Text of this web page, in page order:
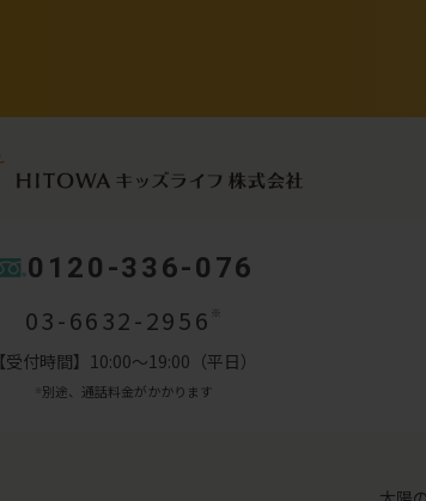
0120-336-076
03-6632-2956 ※
【受付時間】10:00～19:00（平日）
※ 別途、通話料金がかかります